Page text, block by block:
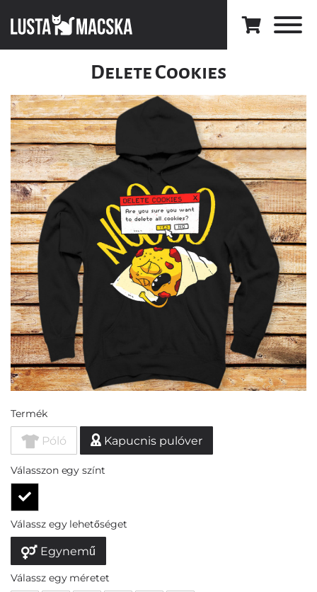
Delete Cookies
Termék
Póló Kapucnis pulóver
Válasszon egy színt
Válassz egy lehetőséget
Egynemű
Válassz egy méretet